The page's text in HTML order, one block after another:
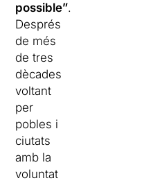
possible”.
Després
de més
de tres
dècades
voltant
per
pobles i
ciutats
amb la
voluntat